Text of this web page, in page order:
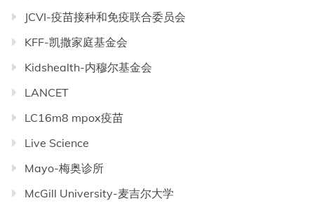
JCVI-疫苗接种和免疫联合委员会
KFF-凯撒家庭基金会
Kidshealth-内穆尔基金会
LANCET
LC16m8 mpox疫苗
Live Science
Mayo-梅奥诊所
McGill University-麦吉尔大学